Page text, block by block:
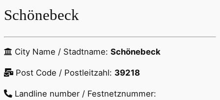
Schönebeck
City Name / Stadtname: Schönebeck
Post Code / Postleitzahl: 39218
Landline number / Festnetznummer: